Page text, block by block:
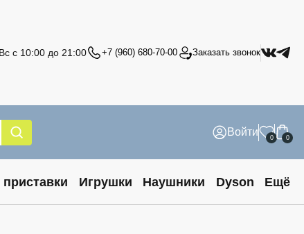
с 10:00 до 21:00 +7 (960) 680-70-00 Заказать звонок
Войти 0 0
Игрушки Наушники Dyson Ещё